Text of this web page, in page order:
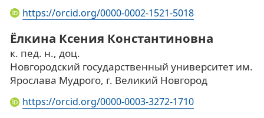
https://orcid.org/0000-0002-1521-5018
Ёлкина Ксения Константиновна
к. пед. н., доц.
Новгородский государственный университет им.
Ярослава Мудрого, г. Великий Новгород
https://orcid.org/0000-0003-3272-1710